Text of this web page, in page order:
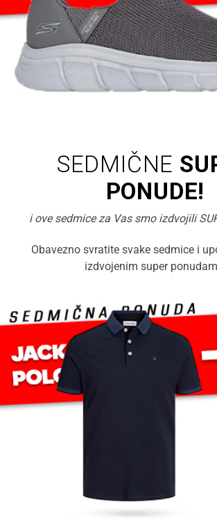
SEDMIČNE
PONUDE!
i ove sedmice za Vas smo izdvojili
Obavezno svratite svake sedmice i
izdvojenim super